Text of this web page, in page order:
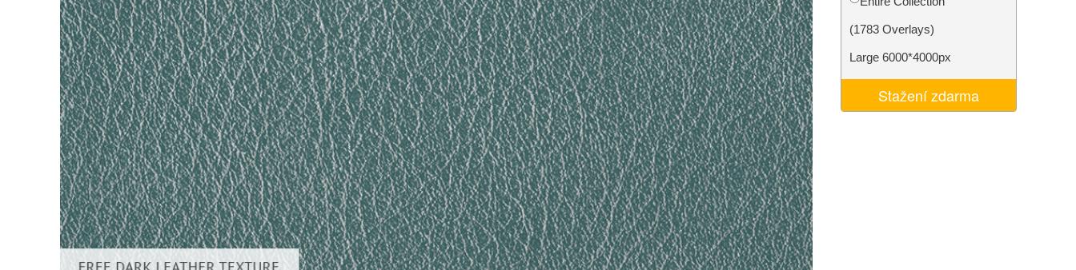
Služby retušování produktů Služby retušování šperků Data pro výcvik AI Video Editing Services
(1783 Overlays)
Large 6000*4000px
Stažení zdarma